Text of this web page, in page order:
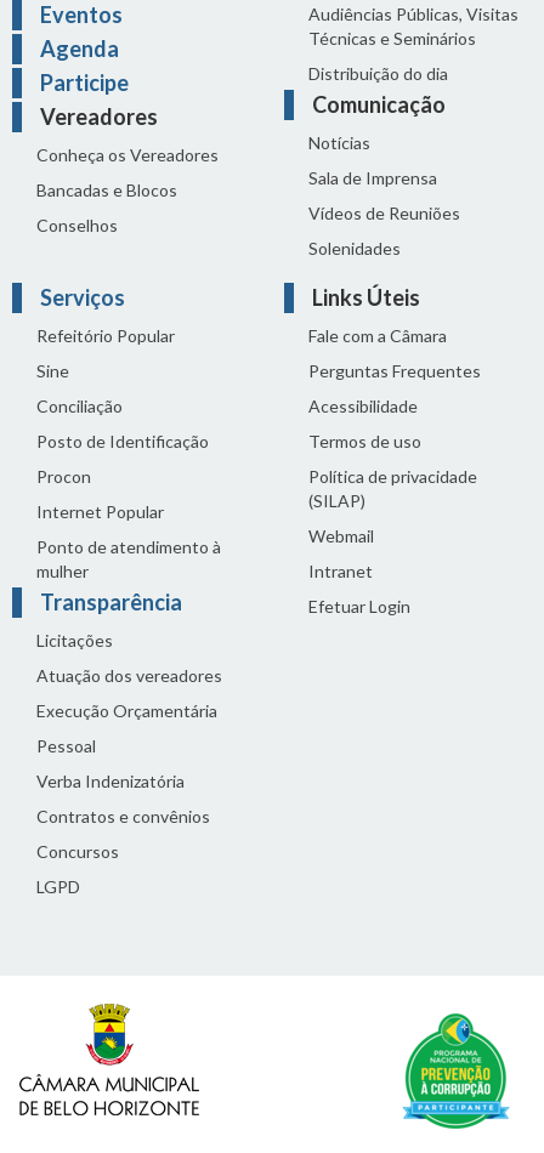
Eventos
Agenda
Participe
Vereadores
Conheça os Vereadores
Bancadas e Blocos
Conselhos
Audiências Públicas, Visitas
Técnicas e Seminários
Distribuição do dia
Comunicação
Notícias
Sala de Imprensa
Vídeos de Reuniões
Solenidades
Serviços
Refeitório Popular
Sine
Conciliação
Posto de Identificação
Procon
Internet Popular
Ponto de atendimento à
mulher
Transparência
Licitações
Atuação dos vereadores
Execução Orçamentária
Pessoal
Verba Indenizatória
Contratos e convênios
Concursos
LGPD
Links Úteis
Fale com a Câmara
Perguntas Frequentes
Acessibilidade
Termos de uso
Política de privacidade
(SILAP)
Webmail
Intranet
Efetuar Login